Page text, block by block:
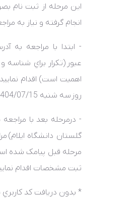
اين مرحله از ثبت نام
انجام گرفته و نياز به
- ابتدا با مراجعه به
عبور (تکرار براي شناسه
اهميت است) اقدام
روز سه شنبه 1404/07/15
- درمرحله بعد با
گلستان دانشگاه ايلام)
مرحله قبل پيامک شده
ثبت مشخصات اقدام
* بدون دريافت کد